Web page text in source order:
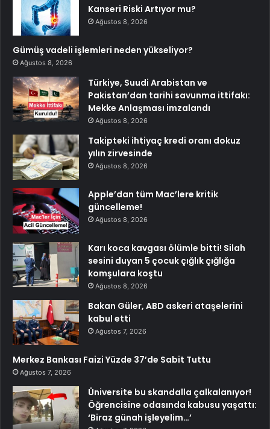
Kanseri Riski Artıyor mu?
Ağustos 8, 2026
Gümüş vadeli işlemleri neden yükseliyor?
Ağustos 8, 2026
Türkiye, Suudi Arabistan ve
Pakistan’dan tarihi savunma ittifakı:
Mekke Anlaşması imzalandı
Ağustos 8, 2026
Takipteki ihtiyaç kredi oranı dokuz
yılın zirvesinde
Ağustos 8, 2026
Apple’dan tüm Mac’lere kritik
güncelleme!
Ağustos 8, 2026
Karı koca kavgası ölümle bitti! Silah
sesini duyan 5 çocuk çığlık çığlığa
komşulara koştu
Ağustos 8, 2026
Bakan Güler, ABD askeri ataşelerini
kabul etti
Ağustos 7, 2026
Merkez Bankası Faizi Yüzde 37’de Sabit Tuttu
Ağustos 7, 2026
Üniversite bu skandalla çalkalanıyor!
Öğrencisine odasında kabusu yaşattı:
‘Biraz günah işleyelim…’